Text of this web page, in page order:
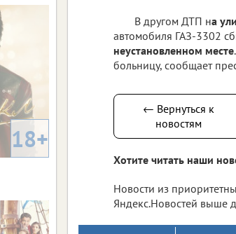
В другом ДТП на
автомобиля ГАЗ-3302
неустановленном месте
больницу, сообщает
← Вернуться к
новостям
Хотите читать наши
Новости из
Яндекс.Новостей выше
18+